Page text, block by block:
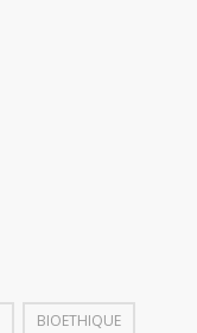
BIOETHIQUE